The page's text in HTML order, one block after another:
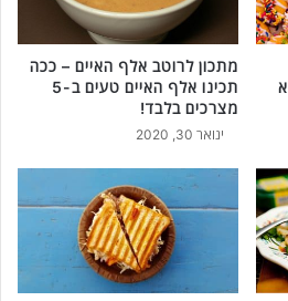
מתכון לרוטב אלף האיים – ככה
תכינו אלף האיים טעים ב-5
מצרכים בלבד!
ינואר 30, 2020